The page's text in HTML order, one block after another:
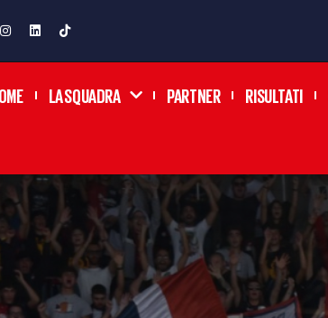
LA SQUADRA PARTNER RISULTATI